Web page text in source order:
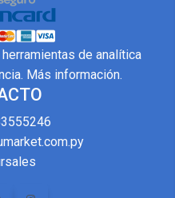
de analítica
Más información.